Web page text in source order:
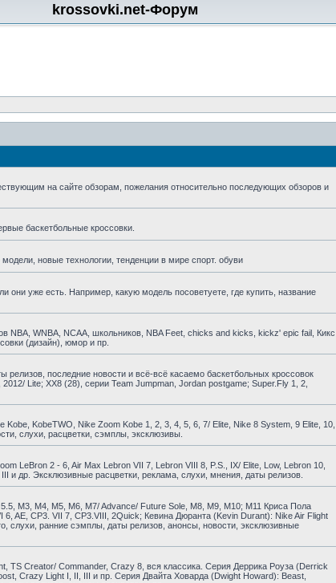
krossovki.net-Форум
на сайте обзорам, пожелания относительно последующих обзоров и
баскетбольные кроссовки.
новые технологии, тенденции в мире спорт. обуви
они уже есть. Например, какую модель посоветуете, где купить, название
WNBA, NCAA, школьников, NBA Feet, chicks and kicks, kickz' epic fail, Кикс
(дизайн), юмор и пр.
последние новости и всё-всё касаемо баскетбольных кроссовок
Lite; XX8 (28), серии Team Jumpman, Jordan postgame; Super.Fly 1, 2,
KobeTWO, Nike Zoom Kobe 1, 2, 3, 4, 5, 6, 7/ Elite, Nike 8 System, 9 Elite, 10,
слухи, расцветки, сэмплы, эксклюзивы.
LeBron 2 - 6, Air Max Lebron VII 7, Lebron VIII 8, P.S., IX/ Elite, Low, Lebron 10,
и др. Эксклюзивные расцветки, реклама, слухи, мнения, даты релизов.
M3, M4, M5, M6, M7/ Advance/ Future Sole, M8, M9, M10; M11 Криса Пола
AE, CP3. VII 7, CP3.VIII, 2Quick; Кевина Дюранта (Kevin Durant): Nike Air Flight
слухи, ранние сэмплы, даты релизов, анонсы, новости, эксклюзивные
TS Creator/ Commander, Crazy 8, вся классика. Серия Деррика Роуза (Derrick
Crazy Light I, II, III и пр. Серия Двайта Ховарда (Dwight Howard): Beast,